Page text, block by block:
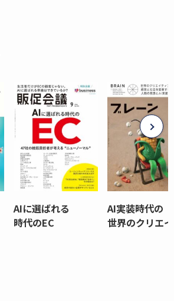
AIに選ばれる
時代のEC
AI実装時代の
世界のクリエ